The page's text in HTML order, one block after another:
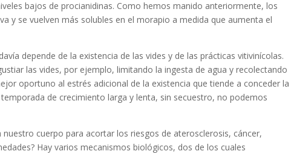
bajos de procianidinas. Como hemos manido anteriormente, los
y se vuelven más solubles en el morapio a medida que aumenta el
depende de la existencia de las vides y de las prácticas vitivinícolas.
las vides, por ejemplo, limitando la ingesta de agua y recolectando
oportuno al estrés adicional de la existencia que tiende a conceder la
de crecimiento larga y lenta, sin secuestro, no podemos
cuerpo para acortar los riesgos de aterosclerosis, cáncer,
Hay varios mecanismos biológicos, dos de los cuales